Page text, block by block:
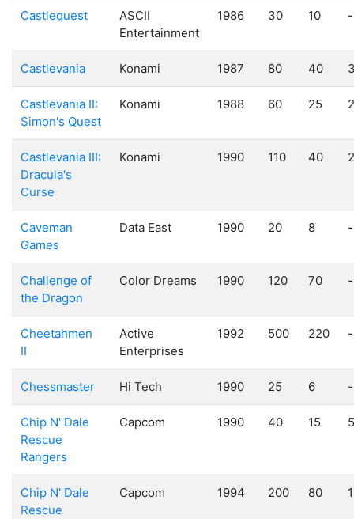
Castlequest
ASCII
Entertainment
1986 30 10 -
Castlevania Konami 1987 80 40
Castlevania II:
Simon's Quest
Konami 1988 60 25
Castlevania III:
Dracula's
Curse
Konami 1990 110 40
Caveman
Games
Data East 1990 20 8 -
Challenge of
the Dragon
Color Dreams 1990 120 70 -
Cheetahmen
II
Active
Enterprises
1992 500 220 -
Chessmaster Hi Tech 1990 25 6 -
Chip N' Dale
Rescue
Rangers
Capcom 1990 40 15
Chip N' Dale
Rescue
Capcom 1994 200 80 1